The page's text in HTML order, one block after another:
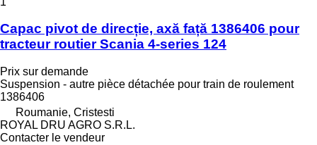
Capac pivot de direcție, axă față 1386406 pour
tracteur routier Scania 4-series 124
Prix sur demande
Suspension - autre pièce détachée pour train de roulement
1386406
Roumanie, Cristesti
ROYAL DRU AGRO S.R.L.
Contacter le vendeur